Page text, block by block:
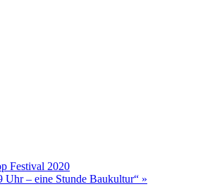
Festival 2020
Uhr – eine Stunde Baukultur“ »